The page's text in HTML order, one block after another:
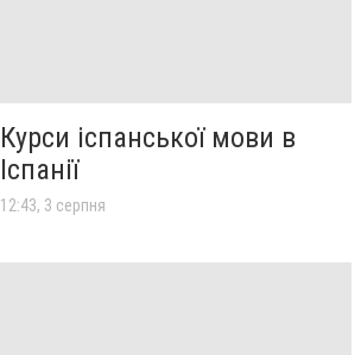
Курси іспанської мови в
Іспанії
12:43, 3 серпня